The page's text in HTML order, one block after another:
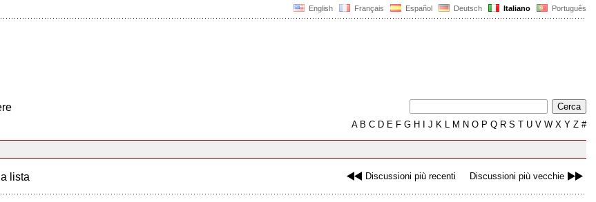
English Français Español Deutsch Italiano Português
AB C D E F G H J K L M N O P Q R S T U V W X Y Z #
Discussioni più recenti Discussioni più vecchie
lista